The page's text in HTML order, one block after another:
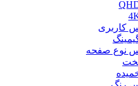
کاربری
نوع صفحه
تخت